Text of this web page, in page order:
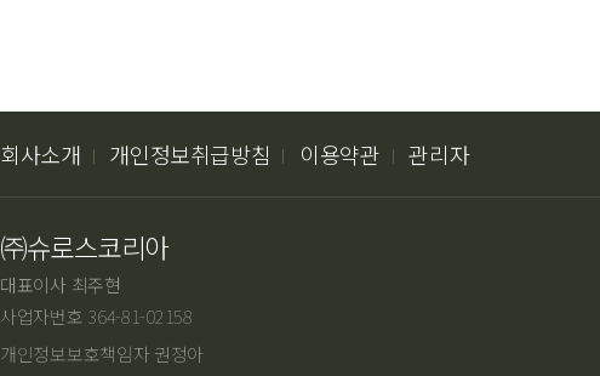
회사소개 개인정보취급방침 이용약관 관리자
㈜슈로스코리아
대표이사 최주현
사업자번호 364-81-02158
개인정보보호책임자 권정아